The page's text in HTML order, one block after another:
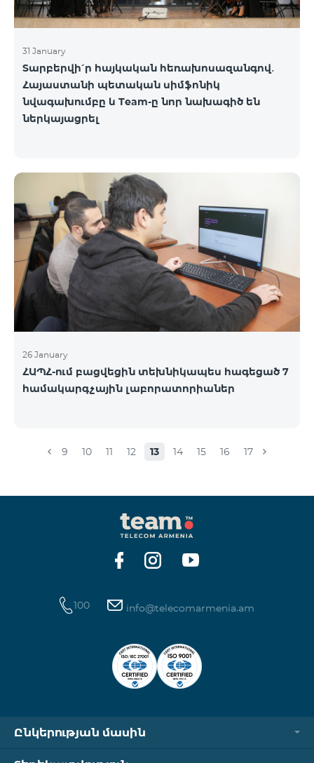
31 January
Տարբերվի՛ր հայկական հեռախոսազանգով․
Հայաստանի պետական սիմֆոնիկ
նվագախումբը և Team-ը նոր նախագիծ են
ներկայացրել
26 January
ՀԱՊՀ-ում բացվեցին տեխնիկապես հագեցած 7
համակարգչային լաբորատորիաներ
9 10 11 12 13 14 15 16 17
100 info@telecomarmenia.am
Ընկերության մասին